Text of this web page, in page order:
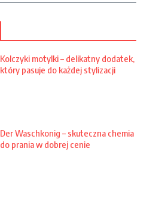
Kolczyki motylki – delikatny dodatek,
który pasuje do każdej stylizacji
Der Waschkonig – skuteczna chemia
do prania w dobrej cenie